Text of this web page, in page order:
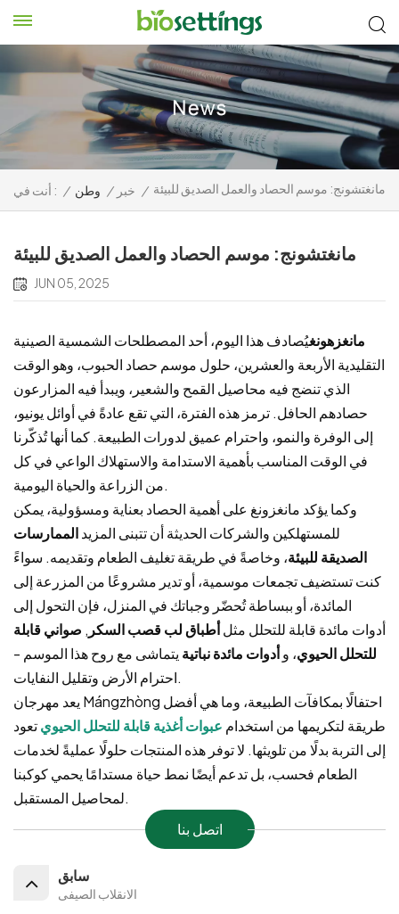
أنت في : / وطن / خبر / مانغتشونج: موسم الحصاد والعمل الصديق للبيئة
مانغتشونج: موسم الحصاد والعمل الصديق للبيئة
JUN 05, 2025
مانغزهونغيُصادف هذا اليوم، أحد المصطلحات الشمسية الصينية
التقليدية الأربعة والعشرين، حلول موسم حصاد الحبوب، وهو الوقت
الذي تنضج فيه محاصيل القمح والشعير، ويبدأ فيه المزارعون
حصادهم الحافل. ترمز هذه الفترة، التي تقع عادةً في أوائل يونيو،
إلى الوفرة والنمو، واحترام عميق لدورات الطبيعة. كما أنها تُذكّرنا
في الوقت المناسب بأهمية الاستدامة والاستهلاك الواعي في كل
من الزراعة والحياة اليومية.
وكما يؤكد مانغزونغ على أهمية الحصاد بعناية ومسؤولية، يمكن
للمستهلكين والشركات الحديثة أن تتبنى المزيدالممارسات
الصديقة للبيئة، وخاصةً في طريقة تغليف الطعام وتقديمه. سواءً
كنت تستضيف تجمعات موسمية، أو تدير مشروعًا من المزرعة إلى
المائدة، أو ببساطة تُحضّر وجباتك في المنزل، فإن التحول إلى
أدوات مائدة قابلة للتحلل مثلأطباق لب قصب السكر , صواني قابلة
للتحلل الحيوي، وأدوات مائدة نباتية يتماشى مع روح هذا الموسم -
احترام الأرض وتقليل النفايات.
يعد مهرجان Mángzhòng احتفالًا بمكافآت الطبيعة، وما هي أفضل
طريقة لتكريمها من استخدام عبوات أغذية قابلة للتحلل الحيويتعود
إلى التربة بدلًا من تلويثها. لا توفر هذه المنتجات حلولًا عمليةً لخدمات
الطعام فحسب، بل تدعم أيضًا نمط حياة مستدامًا يحمي كوكبنا
لمحاصيل المستقبل.
اتصل بنا
سابق
الانقلاب الصيفي